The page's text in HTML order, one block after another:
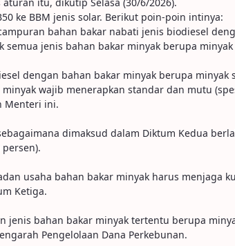
ke BBM jenis solar. Berikut poin-poin intinya:
bahan bakar nabati jenis biodiesel
jenis bahan bakar minyak berupa minyak
dengan bahan bakar minyak berupa
wajib menerapkan standar dan mutu
Menteri ini.
dimaksud dalam Diktum Kedua
usaha bahan bakar minyak harus menjaga
Ketiga.
jenis bahan bakar minyak tertentu berupa
Pengelolaan Dana Perkebunan.